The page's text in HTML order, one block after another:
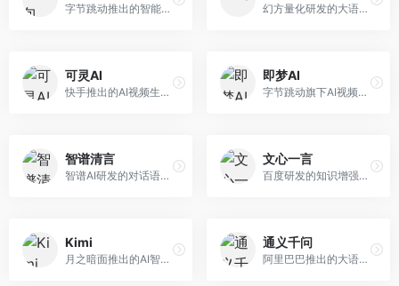
字节跳动推出的智能对话助手平台，提供文本创作、知识问答、英语学习等多种AI服务。面向普通用户和内容创作者，支持多轮对话和文件解析，免费使用，响应速度快，中文理解能力强。 幻方量化研发的大语言模型平台，专注于深度推理和代码生成能力。面向开发者、研究人员和技术爱好者，提供强大的逻辑推理和数学计算功能，开源生态完善，API接口友好。
可灵AI
快手推出的AI视频生成平台，支持文生视频和图生视频，可生成长达2分钟的高质量视频内容。面向短视频创作者和营销人员，操作简便，生成效果逼真，适合商业推广和创意表达。
即梦AI
字节跳动旗下AI视频创作平台，支持多模态内容生成。面向内容创作者和营销人员，提供文生视频、图生视频、智能剪辑等功能，中文理解能力强，创作效率高。
智谱清言
智谱AI研发的对话语言模型，支持中英双语交互。面向中文用户和开发者，提供知识问答、代码编写、文档解读等服务，开源生态完善，学术研究背景深厚。
文心一言
百度研发的知识增强大语言模型，深度融合百度知识图谱和搜索能力。面向中文用户，提供知识问答、文本创作、逻辑推理等服务，中文语境理解准确，知识覆盖面广。
Kimi
月之暗面推出的AI智能助手，核心优势在于超长文本处理能力，支持20万字以上文档分析。面向学术研究者、职场人士和内容创作者，提供文档解读、PPT生成、联网搜索等综合服务。
通义千问
阿里巴巴推出的大语言模型平台，提供对话问答、文档处理、图像理解、代码编写等全方位AI服务。面向企业用户和个人开发者，集成阿里云生态，支持多模态交互，企业级安全保障。